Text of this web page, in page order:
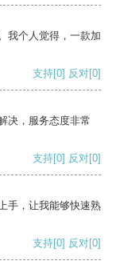
我个人觉得，一款加
支持[0] 反对[0]
决，服务态度非常
支持[0] 反对[0]
手，让我能够快速熟
支持[0] 反对[0]